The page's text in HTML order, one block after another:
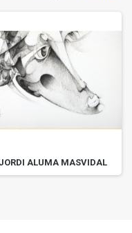
ALUMA MASVIDAL